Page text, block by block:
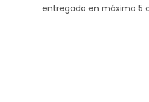
entregado en máximo 5